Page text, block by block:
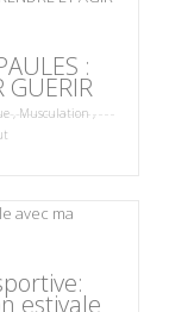
:
GUERIR
,Musculation,
estivale